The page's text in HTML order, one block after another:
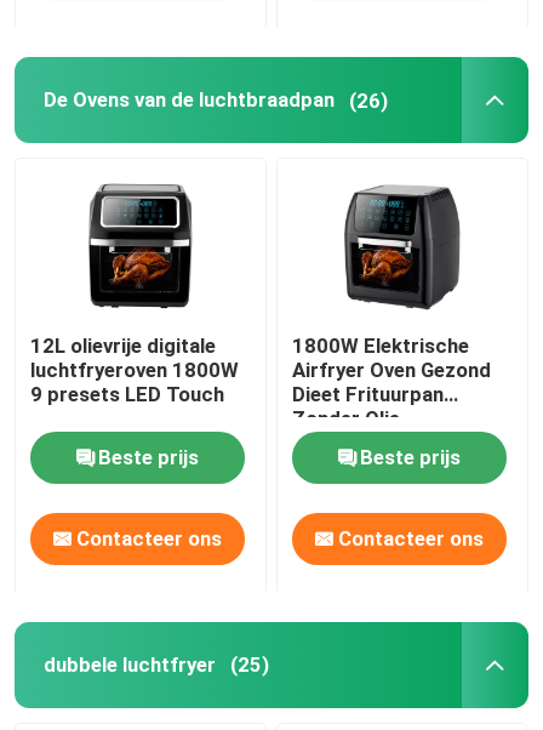
De Ovens van de luchtbraadpan (26)
12L olievrije digitale
luchtfryeroven 1800W
9 presets LED Touch
Beste prijs
Contacteer ons
1800W Elektrische
Airfryer Oven Gezond
Dieet Frituurpan
Zonder Olie
Beste prijs
Contacteer ons
dubbele luchtfryer (25)